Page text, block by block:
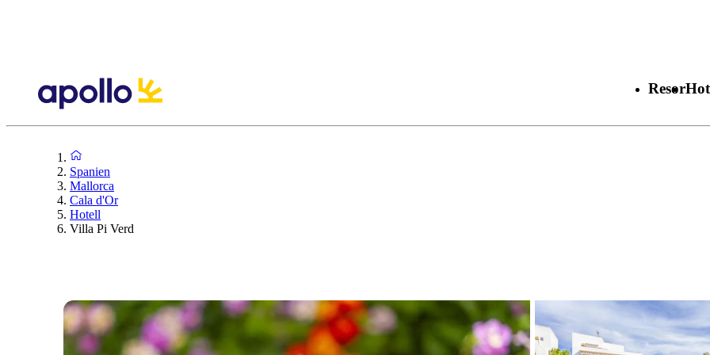
Resor
Spanien
Mallorca
Cala d'Or
Hotell
Villa Pi Verd